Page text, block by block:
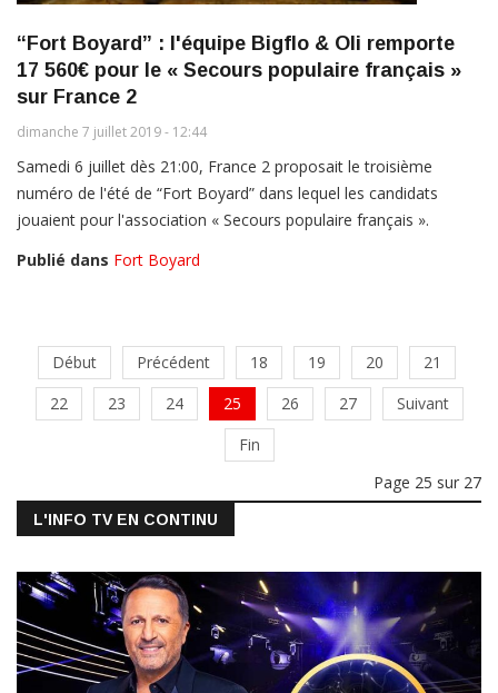
“Fort Boyard” : l'équipe Bigflo & Oli remporte
17 560€ pour le « Secours populaire français »
sur France 2
dimanche 7 juillet 2019 - 12:44
Samedi 6 juillet dès 21:00, France 2 proposait le troisième
numéro de l'été de “Fort Boyard” dans lequel les candidats
jouaient pour l'association « Secours populaire français ».
Publié dans Fort Boyard
Début Précédent 18 19 20
21
22
23 24 25 26 27
Suivant
Fin
Page 25 sur 27
L'INFO TV EN CONTINU